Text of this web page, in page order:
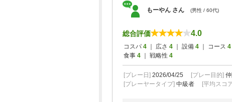
もーやん さん (男性 / 60代)
総合評価 4.0
コスパ 4 ｜ 広さ 4 ｜ 設備 4 ｜ コース 4
食事 4 ｜ 戦略性 4
[プレー日] 2026/04/25 [プレー目的]
[プレーヤータイプ] 中級者 [平均スコ